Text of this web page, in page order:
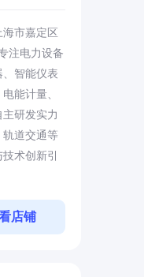
市嘉定区
注电力设备
智能仪表
能计量、
研发实力
道交通等
术创新引
店铺